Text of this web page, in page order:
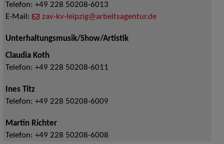
Telefon: +49 228 50208-6013
E-Mail:
zav-kv-leipzig@arbeitsagentur.de
Unterhaltungsmusik/Show/Artistik
Claudia Koth
Telefon: +49 228 50208-6011
Ines Titz
Telefon: +49 228 50208-6009
Martin Richter
Telefon: +49 228 50208-6008